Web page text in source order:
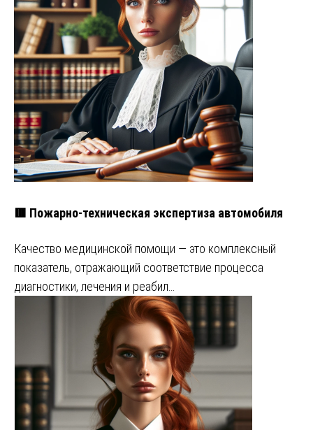
🟥 Пожарно-техническая экспертиза автомобиля
Качество медицинской помощи — это комплексный
показатель, отражающий соответствие процесса
диагностики, лечения и реабил…